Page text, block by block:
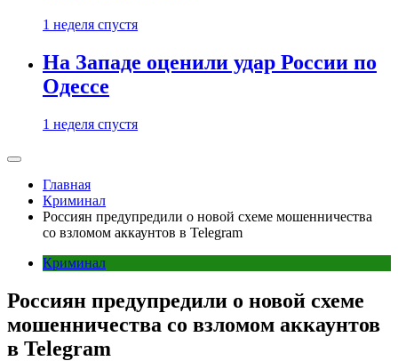
1 неделя спустя
На Западе оценили удар России по
Одессе
1 неделя спустя
Главная
Криминал
Россиян предупредили о новой схеме мошенничества
со взломом аккаунтов в Telegram
Криминал
Россиян предупредили о новой схеме
мошенничества со взломом аккаунтов
в Telegram